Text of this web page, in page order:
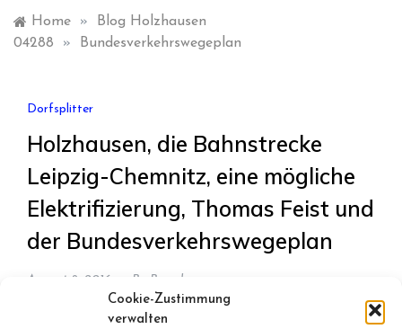
Cookie-Zustimmung
verwalten
Home »
Blog Holzhausen
04288
» Bundesverkehrswegeplan
Dorfsplitter
Holzhausen, die Bahnstrecke
Leipzig-Chemnitz, eine mögliche
Elektrifizierung, Thomas Feist und
der Bundesverkehrswegeplan
August 8, 2016 By Bernd
Eine elektrifizierte Eisenbahnstrecke von Leipzig